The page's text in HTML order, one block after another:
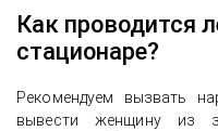
Как проводится
стационаре?
Рекомендуем вызвать
вывести женщину из